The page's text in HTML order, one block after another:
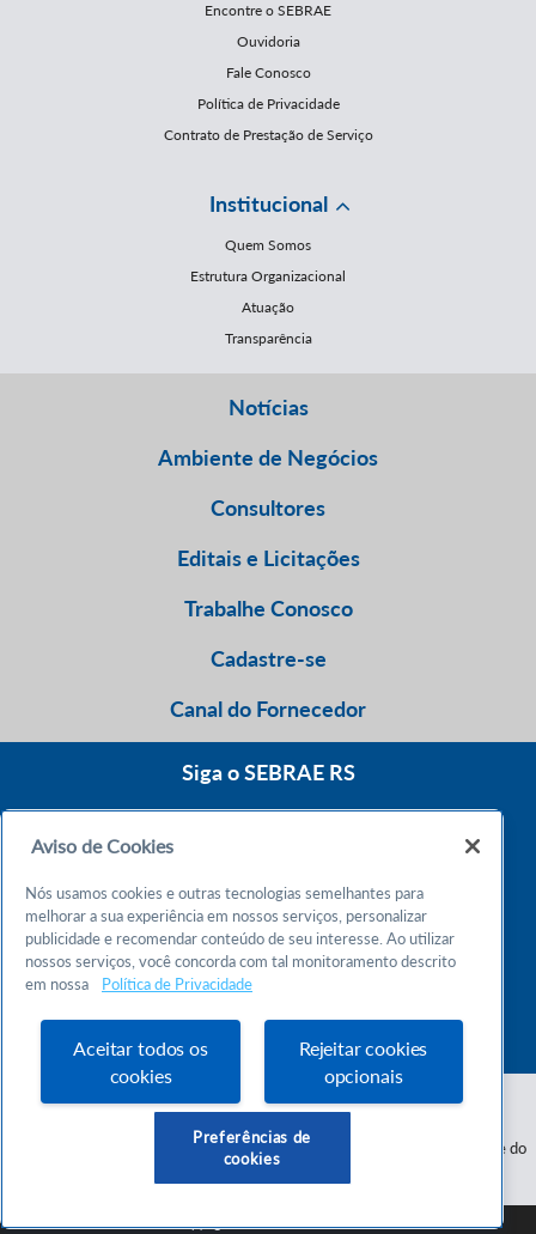
Encontre o SEBRAE
Ouvidoria
Fale Conosco
Política de Privacidade
Contrato de Prestação de Serviço
Institucional
Quem Somos
Estrutura Organizacional
Atuação
Transparência
Notícias
Ambiente de Negócios
Consultores
Editais e Licitações
Trabalhe Conosco
Cadastre-se
Canal do Fornecedor
Siga o SEBRAE RS
Atendimento 24h
Chame no WhatsApp
Atendimento das 9h às 18h
Serviço de Apoio às Micro e Pequenas Empresas do Estado do Rio Grande do
Aviso de Cookies
Nós usamos cookies e outras tecnologias semelhantes para
melhorar a sua experiência em nossos serviços, personalizar
publicidade e recomendar conteúdo de seu interesse. Ao utilizar
nossos serviços, você concorda com tal monitoramento descrito
em nossa
Política de Privacidade
Aceitar todos os
cookies
Rejeitar cookies
opcionais
Preferências de
cookies